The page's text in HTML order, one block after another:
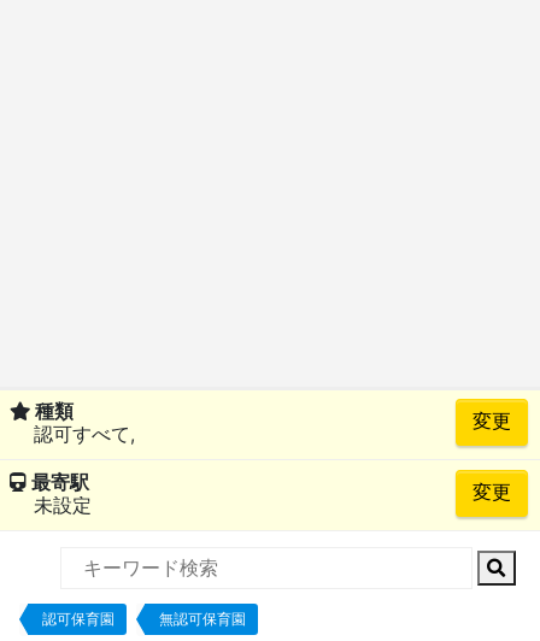
種類
認可すべて,
最寄駅
未設定
認可保育園 無認可保育園